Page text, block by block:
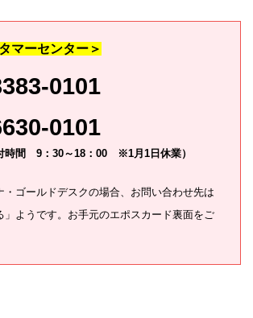
マーセンター＞
0101
0101
時間 9：30～18：00 ※1月1日休業）
ゴールドデスクの場合、お問い合わせ先は
」ようです。お手元のエポスカード裏面をご